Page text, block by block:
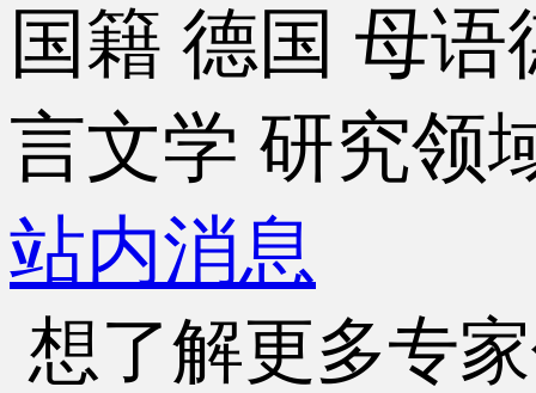
国籍 德国 母语
言文学 研究领
站内消息
想了解更多专